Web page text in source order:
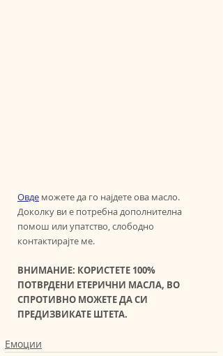
Овде можете да го најдете ова масло.
Доколку ви е потребна дополнителна
помош или упатство, слободно
контактирајте ме.
ВНИМАНИЕ: КОРИСТЕТЕ 100%
ПОТВРДЕНИ ЕТЕРИЧНИ МАСЛА, ВО
СПРОТИВНО МОЖЕТЕ ДА СИ
ПРЕДИЗВИКАТЕ ШТЕТА.
Емоции